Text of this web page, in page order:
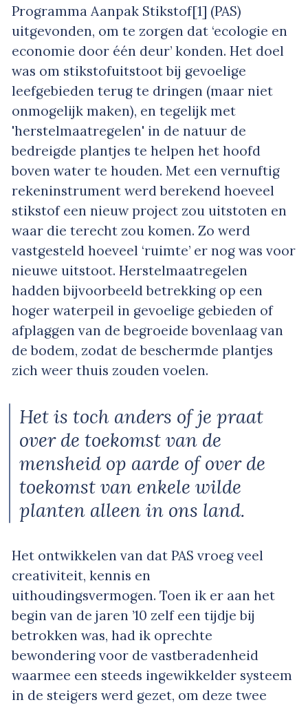
Programma Aanpak Stikstof[1] (PAS)
uitgevonden, om te zorgen dat ‘ecologie en
economie door één deur’ konden. Het doel
was om stikstofuitstoot bij gevoelige
leefgebieden terug te dringen (maar niet
onmogelijk maken), en tegelijk met
'herstelmaatregelen' in de natuur de
bedreigde plantjes te helpen het hoofd
boven water te houden. Met een vernuftig
rekeninstrument werd berekend hoeveel
stikstof een nieuw project zou uitstoten en
waar die terecht zou komen. Zo werd
vastgesteld hoeveel ‘ruimte’ er nog was voor
nieuwe uitstoot. Herstelmaatregelen
hadden bijvoorbeeld betrekking op een
hoger waterpeil in gevoelige gebieden of
afplaggen van de begroeide bovenlaag van
de bodem, zodat de beschermde plantjes
zich weer thuis zouden voelen.
Het is toch anders of je praat
over de toekomst van de
mensheid op aarde of over de
toekomst van enkele wilde
planten alleen in ons land.
Het ontwikkelen van dat PAS vroeg veel
creativiteit, kennis en
uithoudingsvermogen. Toen ik er aan het
begin van de jaren ’10 zelf een tijdje bij
betrokken was, had ik oprechte
bewondering voor de vastberadenheid
waarmee een steeds ingewikkelder systeem
in de steigers werd gezet, om deze twee